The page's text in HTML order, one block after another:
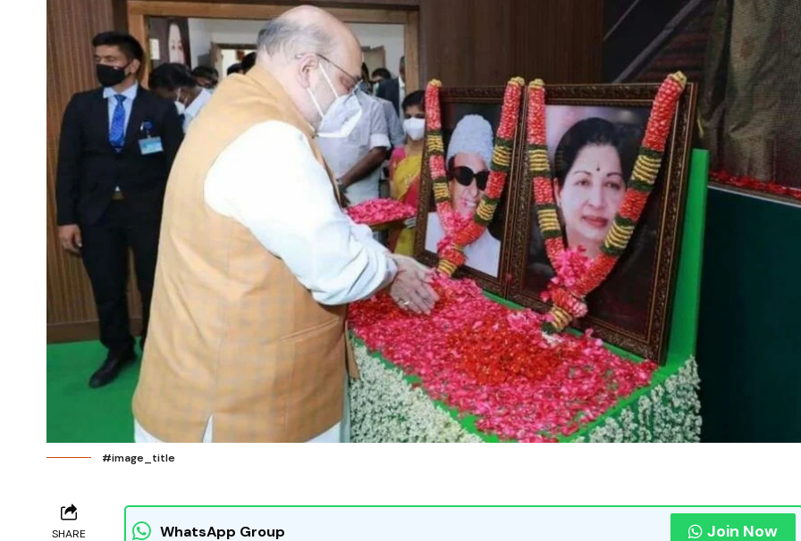
#image_title
SHARE WhatsApp Group Join Now